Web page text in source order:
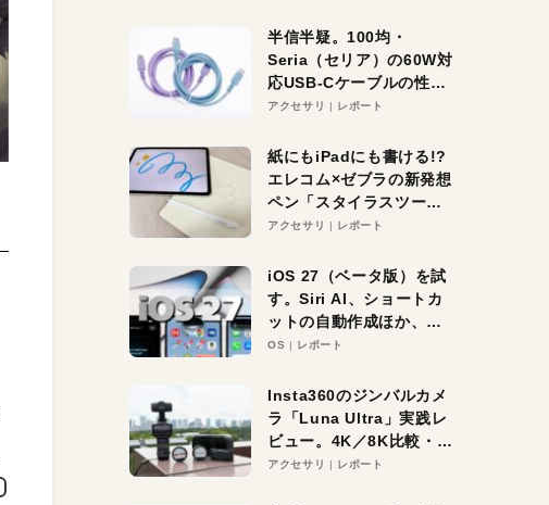
半信半疑。100均・
Seria（セリア）の60W対
応USB-Cケーブルの性能
を検証。超コスパの1本を
アクセサリ レポート
紙にもiPadにも書ける!?
エレコム×ゼブラの新発想
ペン「スタイラスツーウ
ェイ」レビュー。持ち替
アクセサリ レポート
iOS 27（ベータ版）を試
す。Siri AI、ショートカ
ットの自動作成ほか、期
待大の便利機能5選。
る未来はすぐそこ！
OS レポート
Insta360のジンバルカメ
ラ「Luna Ultra」実践レ
ビュー。4K／8K比較・ズ
ーム・夜間撮影をチェッ
アクセサリ レポート